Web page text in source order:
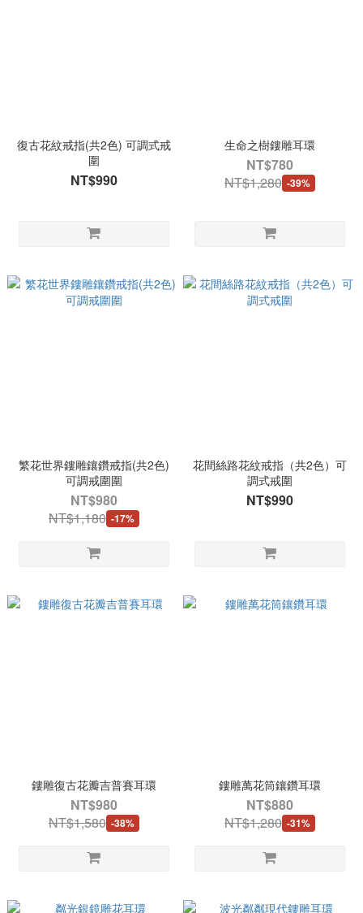
復古花紋戒指(共2色) 可調式戒
圍
NT$990
生命之樹鏤雕耳環
NT$780
NT$1,280 -39%
繁花世界鏤雕鑲鑽戒指(共2色)
可調戒圍圍
NT$980
NT$1,180 -17%
花間絲路花紋戒指（共2色）可
調式戒圍
NT$990
鏤雕復古花瓣吉普賽耳環
NT$980
NT$1,580 -38%
鏤雕萬花筒鑲鑽耳環
NT$880
NT$1,280 -31%